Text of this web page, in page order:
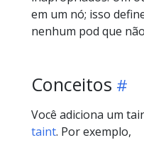
em um nó; isso
nenhum pod que
Conceitos
Você adiciona um
taint. Por exemplo,